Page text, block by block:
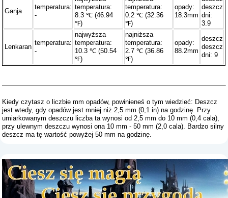
Ganja
temperatura:
-
temperatura:
8.3 ℃ (46.94
℉)
temperatura:
0.2 ℃ (32.36
℉)
opady:
18.3mm
deszcz
dni:
3.9
Lenkaran
temperatura:
-
najwyższa
temperatura:
10.3 ℃ (50.54
℉)
najniższa
temperatura:
2.7 ℃ (36.86
℉)
opady:
88.2mm
deszcz
deszcz
dni: 9
Kiedy czytasz o liczbie mm opadów, powinieneś o tym wiedzieć: Deszcz
jest wtedy, gdy opadów jest mniej niż 2,5 mm (0,1 in) na godzinę. Przy
umiarkowanym deszczu liczba ta wynosi od 2,5 mm do 10 mm (0,4 cala),
przy ulewnym deszczu wynosi ona 10 mm - 50 mm (2,0 cala). Bardzo silny
deszcz ma tę wartość powyżej 50 mm na godzinę.